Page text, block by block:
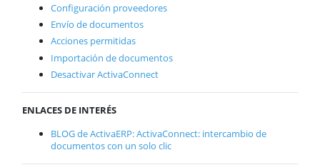
Configuración proveedores
Envío de documentos
Acciones permitidas
Importación de documentos
Desactivar ActivaConnect
ENLACES DE INTERÉS
BLOG de ActivaERP: ActivaConnect: intercambio de
documentos con un solo clic